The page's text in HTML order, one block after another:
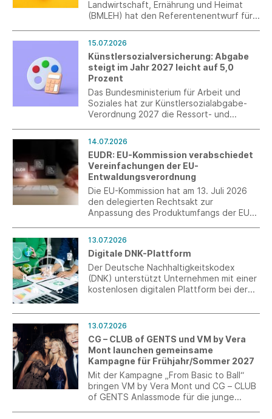
Landwirtschaft, Ernährung und Heimat
(BMLEH) hat den Referentenentwurf für
vorgelegt und zur Verbändeanhörung
eingeladen.
15.07.2026
Künstlersozialversicherung: Abgabe
steigt im Jahr 2027 leicht auf 5,0
Prozent
Das Bundesministerium für Arbeit und
Soziales hat zur Künstlersozialabgabe-
Verordnung 2027 die Ressort- und
der Abgabesatz zur
Künstlersozialversicherung 5,0 Prozent
betragen.
14.07.2026
EUDR: EU-Kommission verabschiedet
Vereinfachungen der EU-
Entwaldungsverordnung
Die EU-Kommission hat am 13. Juli 2026
den delegierten Rechtsakt zur
Anpassung des Produktumfangs der EU-
werden insbesondere der
Anwendungsbereich präzisiert und
bürokratische Belastungen für
Unternehmen reduziert.
13.07.2026
Digitale DNK-Plattform
Der Deutsche Nachhaltigkeitskodex
(DNK) unterstützt Unternehmen mit einer
kostenlosen digitalen Plattform bei der
nach ESRS und VSME – vom ersten Schritt
bis zum fertigen Bericht.
13.07.2026
CG – CLUB of GENTS und VM by Vera
Mont launchen gemeinsame
Kampagne für Frühjahr/Sommer 2027
Mit der Kampagne „From Basic to Ball“
bringen VM by Vera Mont und CG – CLUB
of GENTS Anlassmode für die junge